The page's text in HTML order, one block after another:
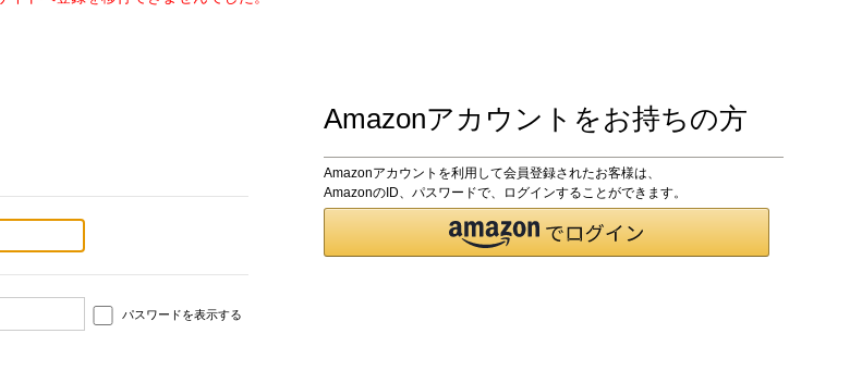
パスワードを表示する
Amazonアカウントをお持ちの方
Amazonアカウントを利用して会員登録されたお客様は、
AmazonのID、パスワードで、ログインすることができます。